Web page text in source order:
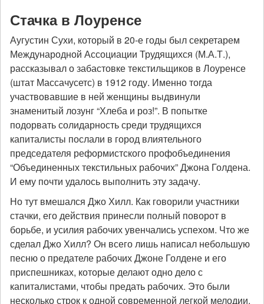
Стачка в Лоуренсе
Аугустин Сухи, который в 20-е годы был секретарем
Международной Ассоциации Трудящихся (М.А.Т.),
рассказывал о забастовке текстильщиков в Лоуренсе
(штат Массачусетс) в 1912 году. Именно тогда
участвовавшие в ней женщины выдвинули
знаменитый лозунг “Хлеба и роз!”. В попытке
подорвать солидарность среди трудящихся
капиталисты послали в город влиятельного
председателя реформистского профобъединения
“Объединенных текстильных рабочих” Джона Голдена.
И ему почти удалось выполнить эту задачу.
Но тут вмешался Джо Хилл. Как говорили участники
стачки, его действия принесли полный поворот в
борьбе, и усилия рабочих увенчались успехом. Что же
сделал Джо Хилл? Он всего лишь написал небольшую
песню о предателе рабочих Джоне Голдене и его
приспешниках, которые делают одно дело с
капиталистами, чтобы предать рабочих. Это были
несколько строк к одной современной легкой мелодии.